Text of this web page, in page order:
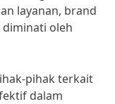
layanan, brand
diminati oleh
pihak terkait
dalam